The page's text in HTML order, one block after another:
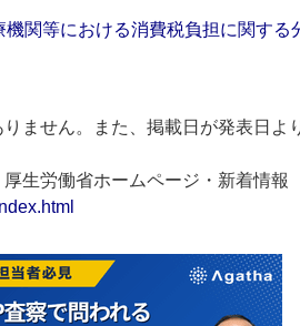
関等における消費税負担に関する
ません。また、掲載日が発表日よ
厚生労働省ホームページ・新着情報